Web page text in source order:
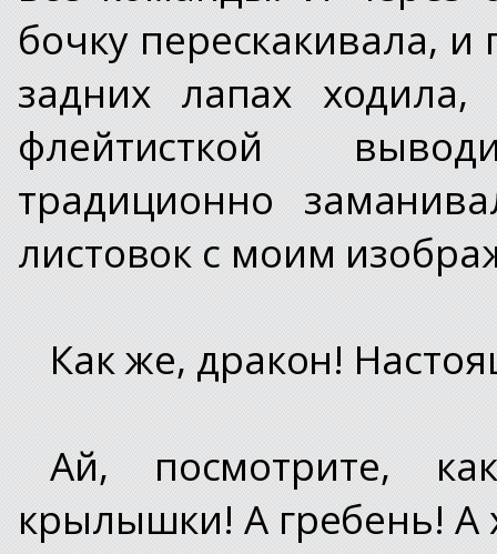
бочку перескакивала,
задних лапах
флейтисткой
традиционно
листовок с моим
Как же, дракон!
Ай, посмотрите,
крылышки! А гребень! А